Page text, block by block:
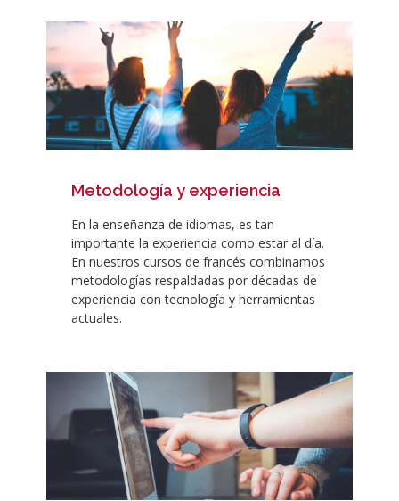
Metodología y experiencia
En la enseñanza de idiomas, es tan
importante la experiencia como estar al día.
En nuestros cursos de francés combinamos
metodologías respaldadas por décadas de
experiencia con tecnología y herramientas
actuales.